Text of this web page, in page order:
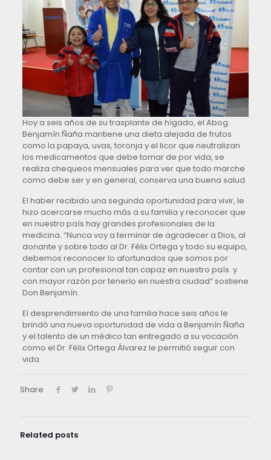
Hoy a seis años de su trasplante de hígado, el Abog.
Benjamín Ñaña mantiene una dieta alejada de frutos
como la papaya, uvas, toronja y el licor que neutralizan
los medicamentos que debe tomar de por vida, se
realiza chequeos mensuales para ver que todo marche
como debe ser y en general, conserva una buena salud.
El haber recibido una segunda oportunidad para vivir, le
hizo acercarse mucho más a su familia y reconocer que
en nuestro país hay grandes profesionales de la
medicina. “Nunca voy a terminar de agradecer a Dios, al
donante y sobre todo al Dr. Félix Ortega y todo su equipo,
debemos reconocer lo afortunados que somos por
contar con un profesional tan capaz en nuestro país y
con mayor razón por tenerlo en nuestra ciudad” sostiene
Don Benjamín.
El desprendimiento de una familia hace seis años le
brindó una nueva oportunidad de vida a Benjamín Ñaña
y el talento de un médico tan entregado a su vocación
como el Dr. Félix Ortega Álvarez le permitió seguir con
vida.
Share
Related posts